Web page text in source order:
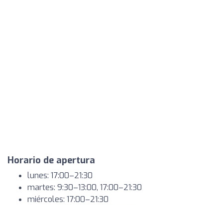
Horario de apertura
lunes: 17:00–21:30
martes: 9:30–13:00, 17:00–21:30
miércoles: 17:00–21:30